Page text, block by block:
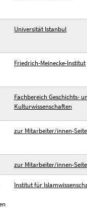
Universität Istanbul
Friedrich-Meinecke-Institut
Fachbereich Geschichts-
Kulturwissenschaften
zur Mitarbeiter/innen-Seite
zur Mitarbeiter/innen-Seite
Institut für